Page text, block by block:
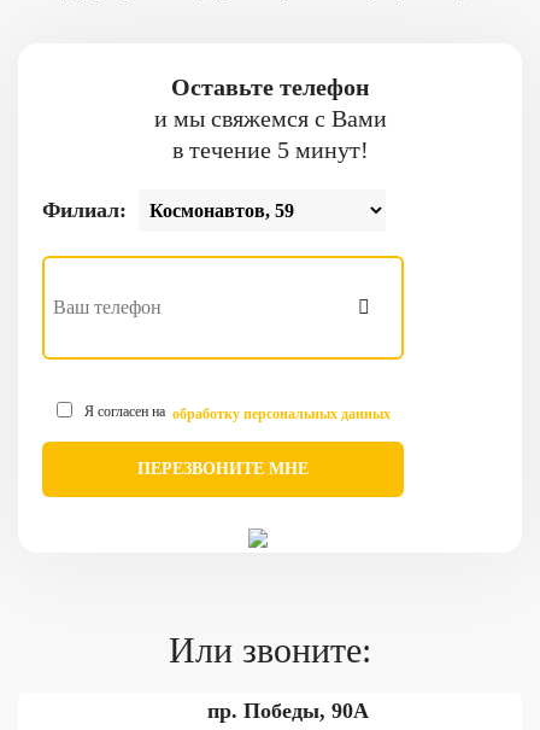
Оставьте телефон
и мы свяжемся с Вами
в течение 5 минут!
Филиал:
Я согласен на обработку персональных данных
Или звоните:
пр. Победы, 90А